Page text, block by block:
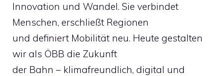
Innovation und Wandel. Sie verbindet
Menschen, erschließt Regionen
und definiert Mobilität neu. Heute gestalten
wir als ÖBB die Zukunft
der Bahn – klimafreundlich, digital und